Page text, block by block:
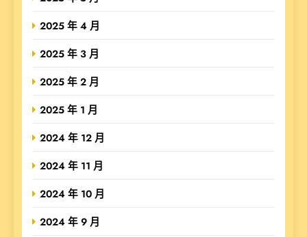
2025 年 4 月
2025 年 3 月
2025 年 2 月
2025 年 1 月
2024 年 12 月
2024 年 11 月
2024 年 10 月
2024 年 9 月